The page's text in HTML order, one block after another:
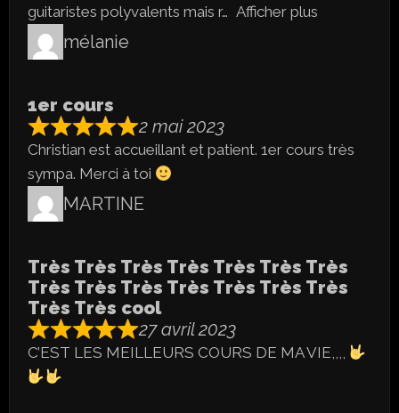
guitaristes polyvalents mais r
Afficher plus
mélanie
1er cours
2 mai 2023
Christian est accueillant et patient. 1er cours très
sympa. Merci à toi
MARTINE
Très Très Très Très Très Très Très
Très Très Très Très Très Très Très
Très Très cool
27 avril 2023
C’EST LES MEILLEURS COURS DE MA VIE,,,,